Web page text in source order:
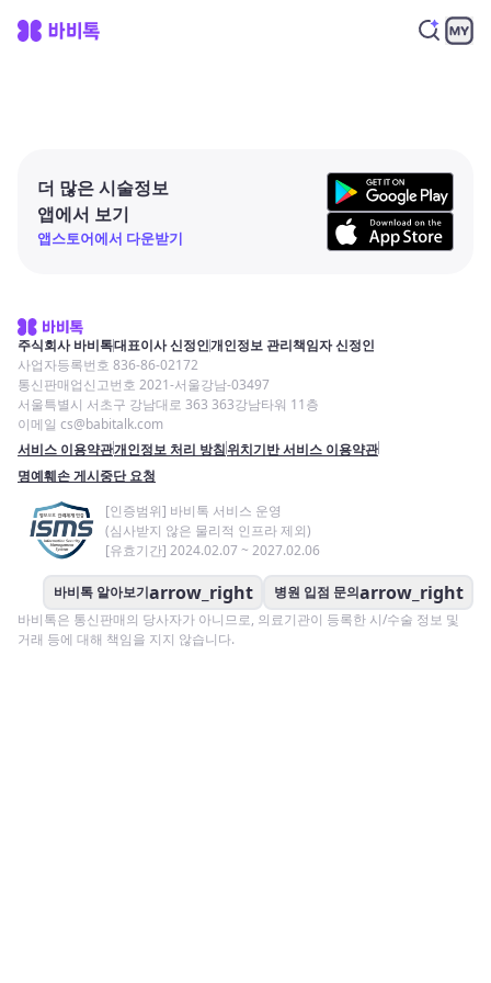
더 많은 시술정보
앱에서 보기
앱스토어에서 다운받기
주식회사 바비톡대표이사 신정인개인정보 관리책임자 신정인
사업자등록번호 836-86-02172
통신판매업신고번호 2021-서울강남-03497
서울특별시 서초구 강남대로 363 363강남타워 11층
이메일 cs@babitalk.com
서비스 이용약관개인정보 처리 방침위치기반 서비스 이용약관
명예훼손 게시중단 요청
[인증범위] 바비톡 서비스 운영
(심사받지 않은 물리적 인프라 제외)
[유효기간] 2024.02.07 ~ 2027.02.06
바비톡 알아보기arrow_right 병원 입점 문의arrow_right
바비톡은 통신판매의 당사자가 아니므로, 의료기관이 등록한 시/수술 정보 및
거래 등에 대해 책임을 지지 않습니다.